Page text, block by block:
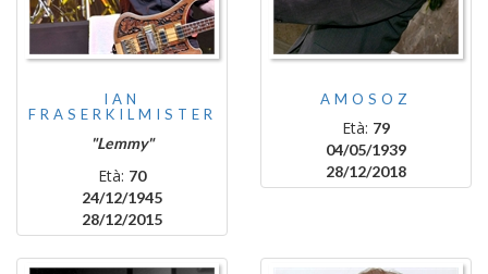
IAN
FRASERKILMISTER
"Lemmy"
Età: 70
24/12/1945
28/12/2015
AMOSOZ
Età: 79
04/05/1939
28/12/2018